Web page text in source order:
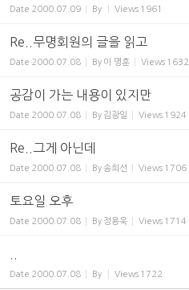
Date 2000.07.09 By Views 1961
Re..무명회원의 글을 읽고
Date 2000.07.08 By 이 명훈 Views 1632
공감이 가는 내용이 있지만
Date 2000.07.08 By 김광일 Views 1924
Re..그게 아닌데
Date 2000.07.08 By송희선 Views 1706
토요일 오후
Date 2000.07.08 By 정용욱 Views 1714
Date 2000.07.08 By Views 1722